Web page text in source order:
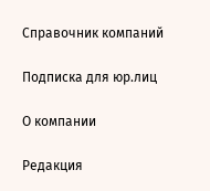
Справочник компаний
Подписка для юр.лиц
О компании
Редакция